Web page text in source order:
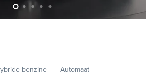
benzine
Automaat